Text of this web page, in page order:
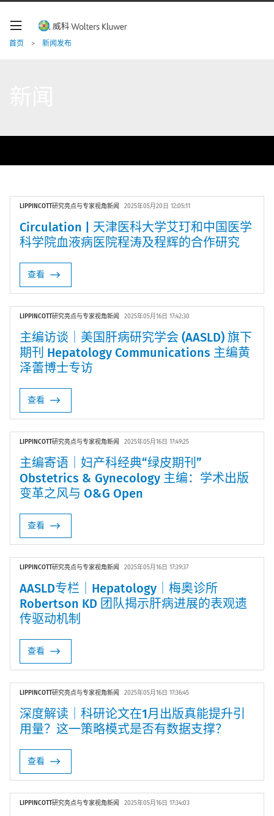
W
航
首页 > 新闻发布
导
LIPPINCOTT研究亮点与专家视角新闻 2025年05月20日 12:05:11
Circulation | 天津医科大学艾玎和中国医学
科学院血液病医院程涛及程辉的合作研究
查看
LIPPINCOTT研究亮点与专家视角新闻 2025年05月16日 17:42:30
主编访谈｜美国肝病研究学会 (AASLD) 旗下
期刊 Hepatology Communications 主编黄
泽蕾博士专访
查看
LIPPINCOTT研究亮点与专家视角新闻 2025年05月16日 17:49:25
主编寄语｜妇产科经典“绿皮期刊”
Obstetrics & Gynecology 主编：学术出版
变革之风与 O&G Open
查看
LIPPINCOTT研究亮点与专家视角新闻 2025年05月16日 17:39:37
AASLD专栏｜Hepatology｜梅奥诊所
Robertson KD 团队揭示肝病进展的表观遗
传驱动机制
查看
LIPPINCOTT研究亮点与专家视角新闻 2025年05月16日 17:36:45
深度解读｜科研论文在1月出版真能提升引
用量？这一策略模式是否有数据支撑？
查看
LIPPINCOTT研究亮点与专家视角新闻 2025年05月16日 17:34:03